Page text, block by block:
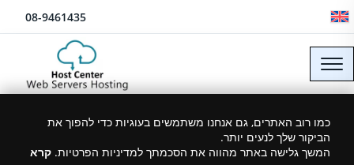
דלג לתוכן 08-9461435
כמו רוב האתרים, גם אנחנו משתמשים בעוגיות כדי להפוך את
הביקור שלך לנעים יותר.
המשך גלישה באתר מהווה את הסכמתך למדיניות הפרטיות. קרא
27/03/2025